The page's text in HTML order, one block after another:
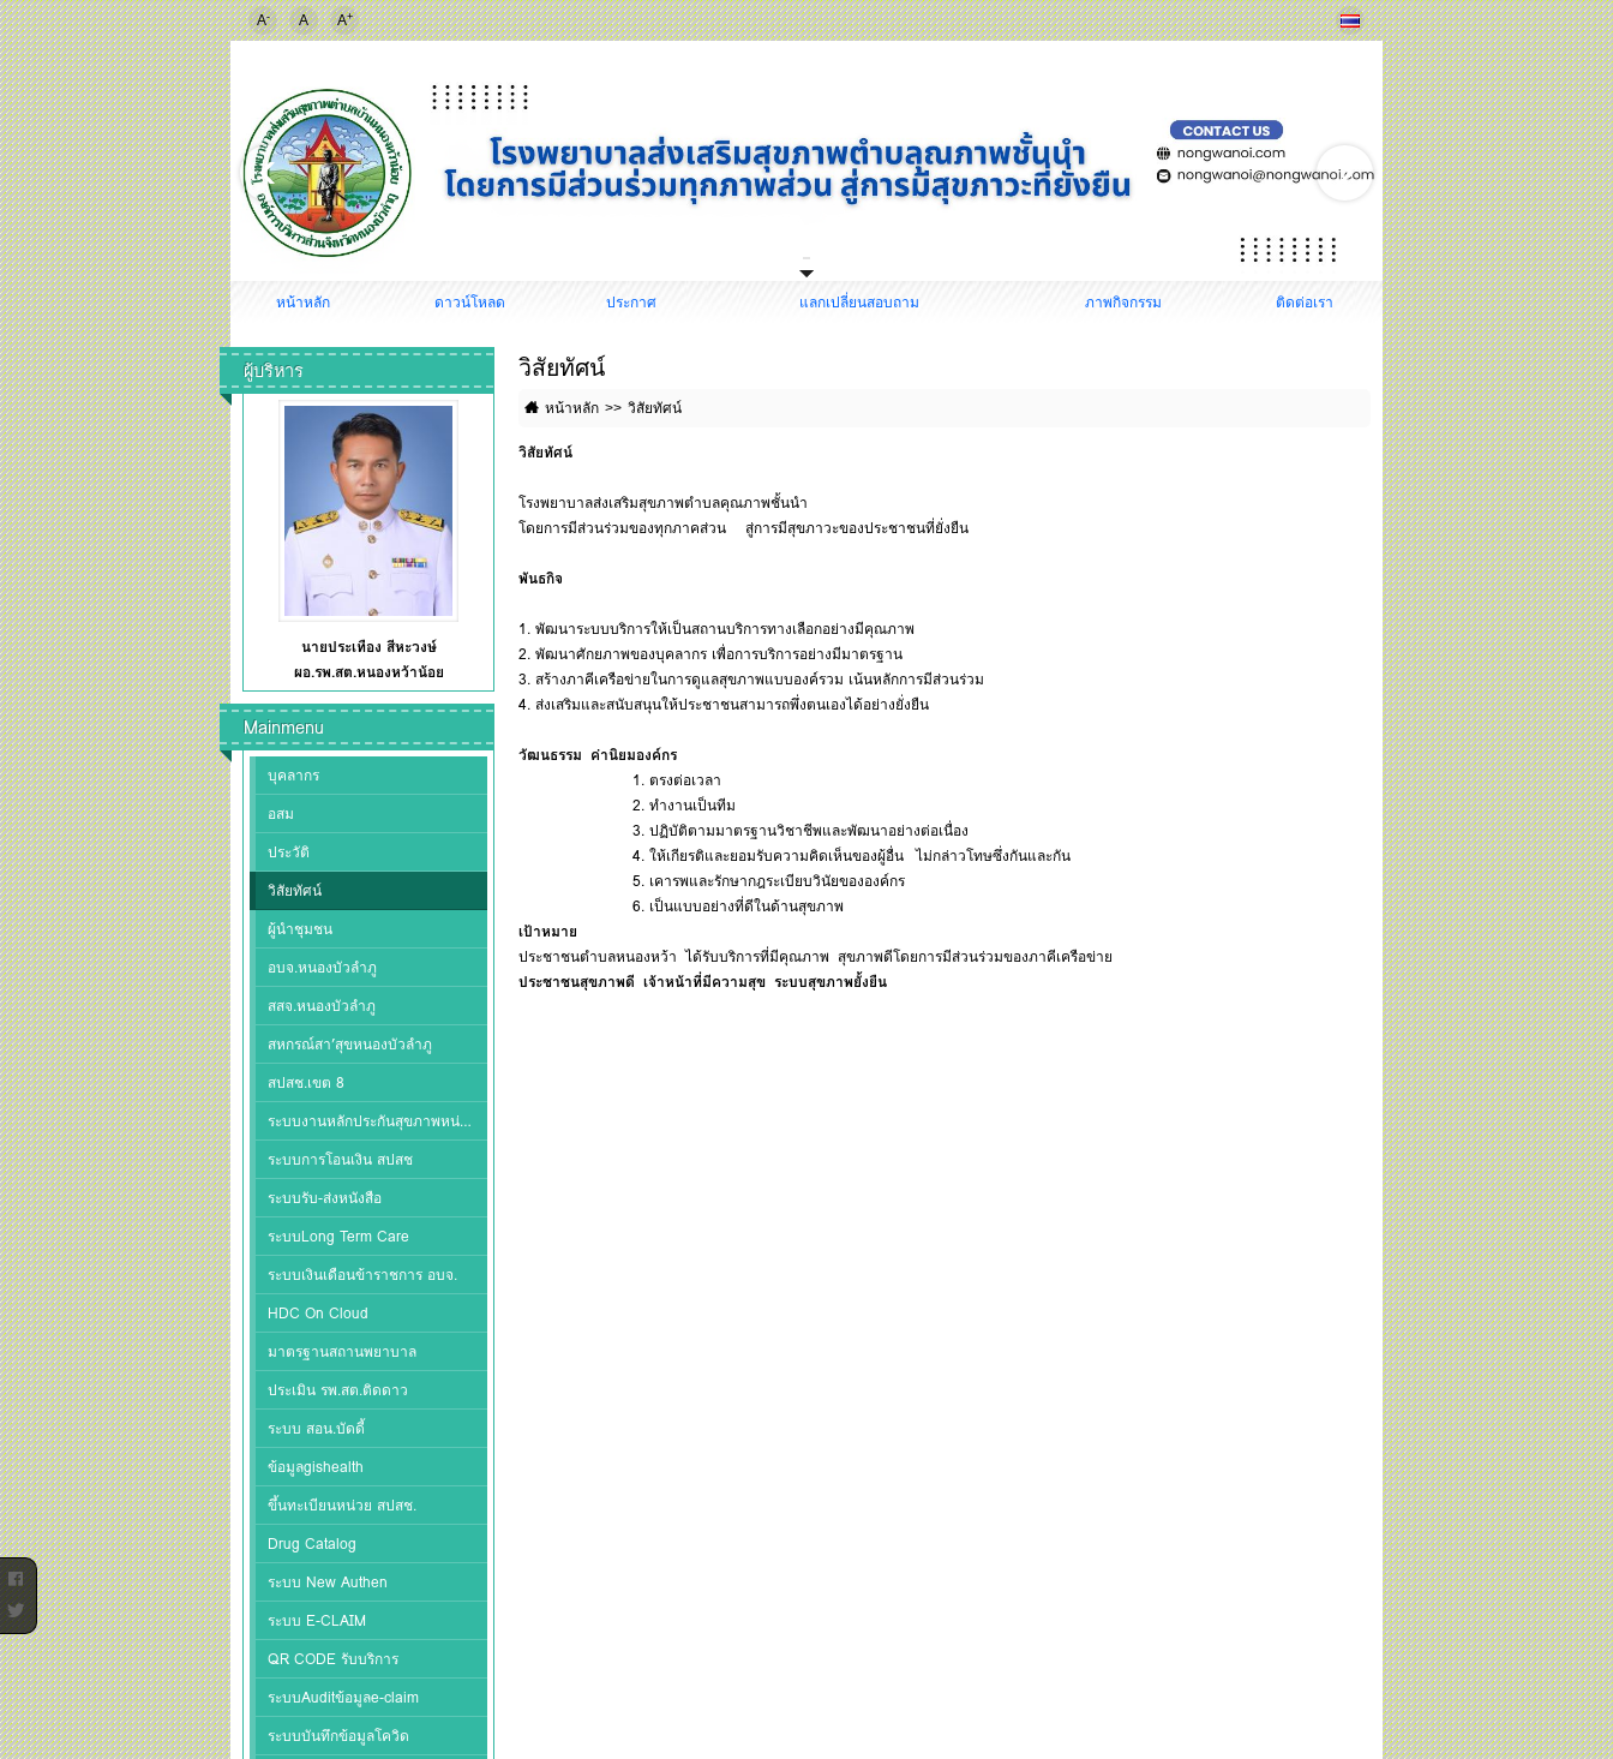
A- A A+
หน้าหลัก ดาวน์โหลด ประกาศ แลกเปลี่ยนสอบถาม ภาพกิจกรรม ติดต่อเรา
วิสัยทัศน์
หน้าหลัก
วิสัยทัศน์
วิสัยทัศน์
โรงพยาบาลส่งเสริมสุขภาพตำบลคุณภาพชั้นนำ
โดยการมีส่วนร่วมของทุกภาคส่วน สู่การมีสุขภาวะของประชาชนที่ยั่งยืน
พันธกิจ
1. พัฒนาระบบบริการให้เป็นสถานบริการทางเลือกอย่างมีคุณภาพ
2. พัฒนาศักยภาพของบุคลากร เพื่อการบริการอย่างมีมาตรฐาน
3. สร้างภาคีเครือข่ายในการดูแลสุขภาพแบบองค์รวม เน้นหลักการมีส่วนร่วม
4. ส่งเสริมและสนับสนุนให้ประชาชนสามารถพึ่งตนเองได้อย่างยั่งยืน
วัฒนธรรม ค่านิยมองค์กร
1. ตรงต่อเวลา
2. ทำงานเป็นทีม
3. ปฏิบัติตามมาตรฐานวิชาชีพและพัฒนาอย่างต่อเนื่อง
4. ให้เกียรติและยอมรับความคิดเห็นของผู้อื่น ไม่กล่าวโทษซึ่งกันและกัน
5. เคารพและรักษากฎระเบียบวินัยขององค์กร
6. เป็นแบบอย่างที่ดีในด้านสุขภาพ
เป้าหมาย
ประชาชนตำบลหนองหว้า ได้รับบริการที่มีคุณภาพ สุขภาพดีโดยการมีส่วนร่วมของภาคีเครือข่าย
ประชาชนสุขภาพดี เจ้าหน้าที่มีความสุข ระบบสุขภาพยั้งยืน
ผู้บริหาร
นายประเทือง สีหะวงษ์
ผอ.รพ.สต.หนองหว้าน้อย
Mainmenu
บุคลากร
อสม
ประวัติ
วิสัยทัศน์
ผู้นำชุมชน
อบจ.หนองบัวลำภู
สสจ.หนองบัวลำภู
สหกรณ์สา’สุขหนองบัวลำภู
สปสช.เขต 8
ระบบงานหลักประกันสุขภาพหน่วยบริการ
ระบบการโอนเงิน สปสช
ระบบรับ-ส่งหนังสือ
ระบบLong Term Care
ระบบเงินเดือนข้าราชการ อบจ.
HDC On Cloud
มาตรฐานสถานพยาบาล
ประเมิน รพ.สต.ติดดาว
ระบบ สอน.บัดดี้
ข้อมูลgishealth
ขึ้นทะเบียนหน่วย สปสช.
Drug Catalog
ระบบ New Authen
ระบบ E-CLAIM
QR CODE รับบริการ
ระบบAuditข้อมูลe-claim
ระบบบันทึกข้อมูลโควิด